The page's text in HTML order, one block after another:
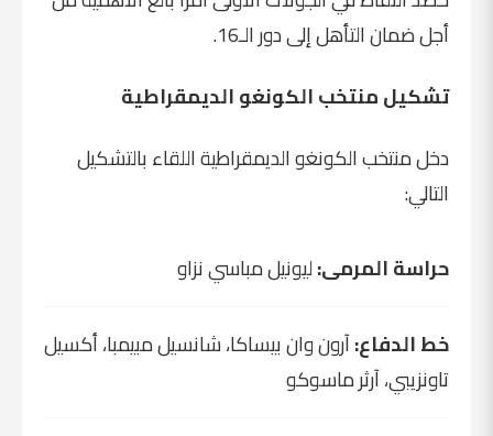
أجل ضمان التأهل إلى دور الـ16.
تشكيل منتخب الكونغو الديمقراطية
دخل منتخب الكونغو الديمقراطية اللقاء بالتشكيل
التالي:
حراسة المرمى:ليونيل مباسي نزاو
خط الدفاع:آرون وان بيساكا، شانسيل مبيمبا، أكسيل
تاونزيبي، آرثر ماسوكو